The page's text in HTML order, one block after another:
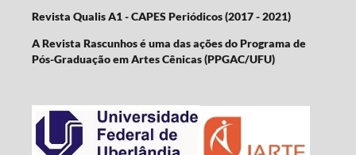
Revista Qualis A1 - CAPES Periódicos (2017 - 2021)
A Revista Rascunhos é uma das ações do Programa de
Pós-Graduação em Artes Cênicas (PPGAC/UFU)